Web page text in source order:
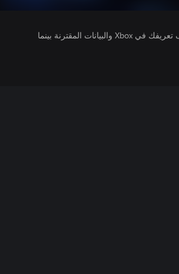
يتلقى ناشرو الألعاب التي تقوم بتشغيلها وصولاً إلى معلومات ملف تعريفك في Xbox والبيانات المقترنة بينما